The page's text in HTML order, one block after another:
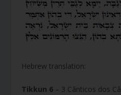
Hebrew translation:
Tikkun 6 – 3 Cânticos dos Câ